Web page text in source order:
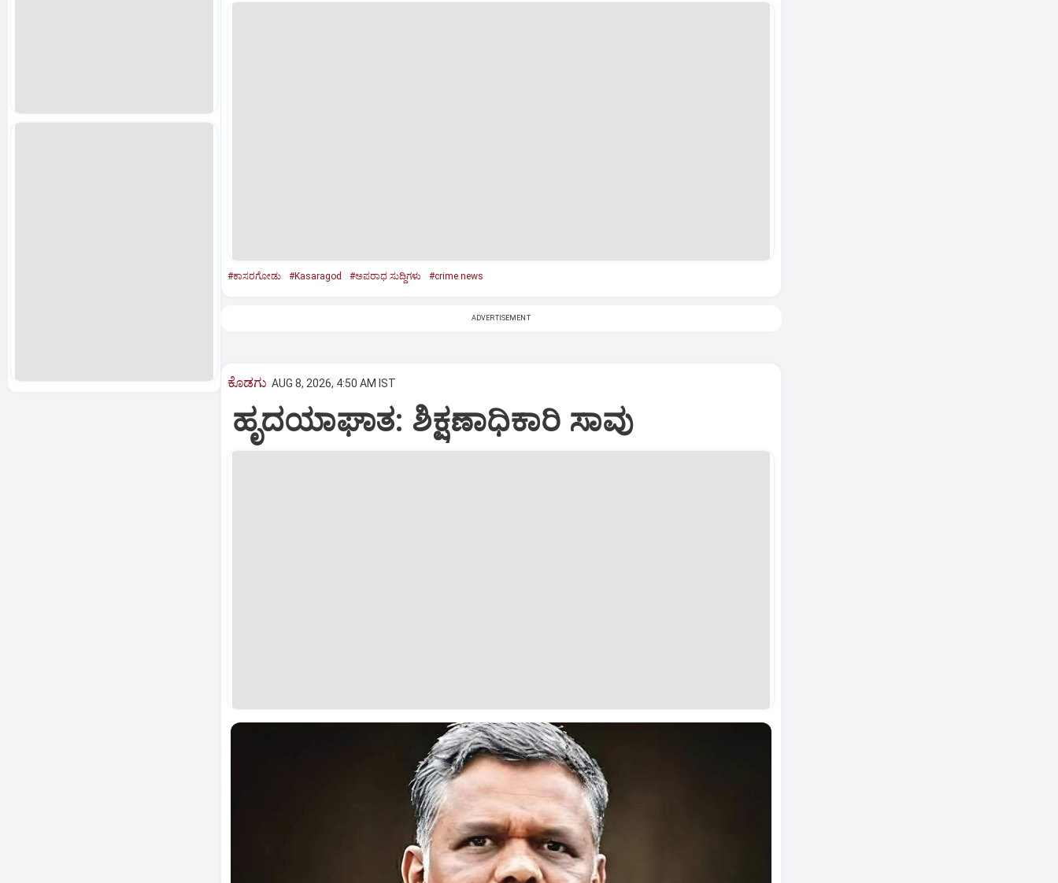
#ಕಾಸರಗೋಡು #Kasaragod #ಅಪರಾಧ ಸುದ್ದಿಗಳು #crime news
ADVERTISEMENT
ಕೊಡಗು AUG 8, 2026, 4:50 AM IST
ಹೃದಯಾಘಾತ: ಶಿಕ್ಷಣಾಧಿಕಾರಿ ಸಾವು